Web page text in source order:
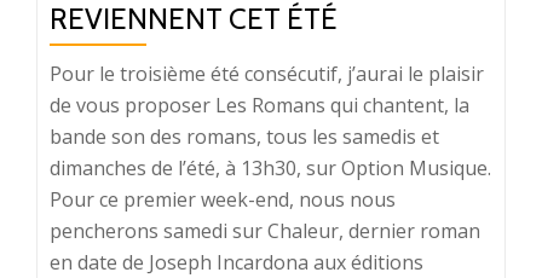
REVIENNENT CET ÉTÉ
Pour le troisième été consécutif, j’aurai le plaisir
de vous proposer Les Romans qui chantent, la
bande son des romans, tous les samedis et
dimanches de l’été, à 13h30, sur Option Musique.
Pour ce premier week-end, nous nous
pencherons samedi sur Chaleur, dernier roman
en date de Joseph Incardona aux éditions